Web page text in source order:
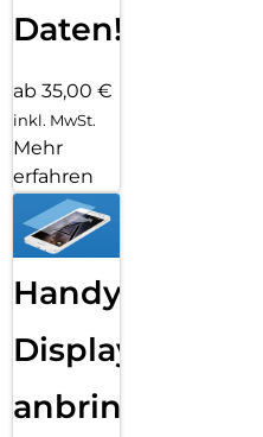
Daten!
ab 35,00 €
inkl. MwSt.
Mehr
erfahren
Handy
Displayfolie
anbringen